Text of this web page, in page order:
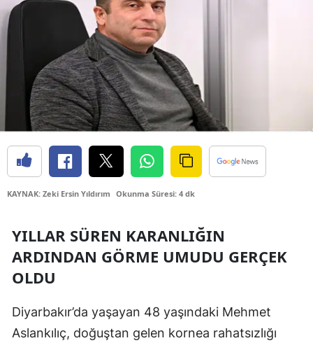
Elazığ
Erzincan
Erzurum
Gaziantep
Giresun
Hakkari
KAYNAK: Zeki Ersin Yıldırım Okunma Süresi: 4 dk
YILLAR SÜREN KARANLIĞIN
ARDINDAN GÖRME UMUDU GERÇEK
OLDU
Diyarbakır’da yaşayan 48 yaşındaki Mehmet
Aslankılıç, doğuştan gelen kornea rahatsızlığı